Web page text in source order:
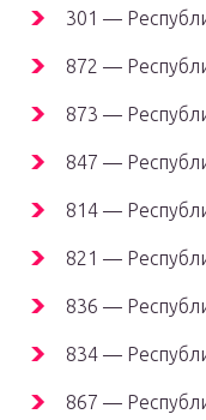
301 —
872 —
873 —
847 —
814 —
821 —
836 —
834 —
867 —